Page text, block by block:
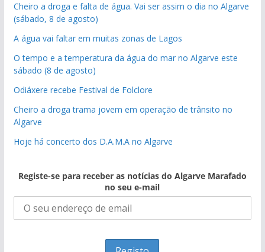
Cheiro a droga e falta de água. Vai ser assim o dia no Algarve
(sábado, 8 de agosto)
A água vai faltar em muitas zonas de Lagos
O tempo e a temperatura da água do mar no Algarve este
sábado (8 de agosto)
Odiáxere recebe Festival de Folclore
Cheiro a droga trama jovem em operação de trânsito no
Algarve
Hoje há concerto dos D.A.M.A no Algarve
Registe-se para receber as notícias do Algarve Marafado
no seu e-mail